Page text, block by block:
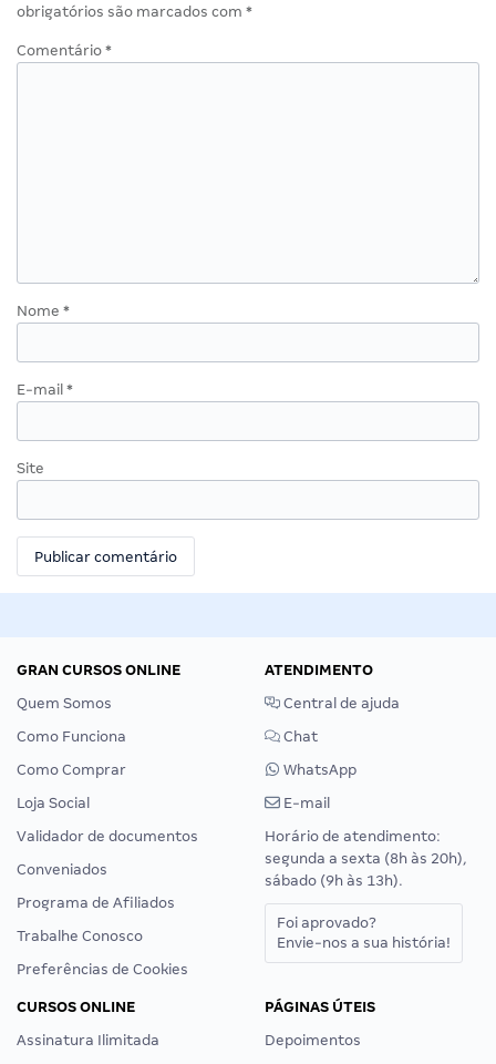
obrigatórios são marcados com *
Comentário *
Nome *
E-mail *
Site
GRAN CURSOS ONLINE
Quem Somos
Como Funciona
Como Comprar
Loja Social
Validador de documentos
Conveniados
Programa de Afiliados
Trabalhe Conosco
Preferências de Cookies
ATENDIMENTO
Central de ajuda
Chat
WhatsApp
E-mail
Horário de atendimento:
segunda a sexta (8h às 20h),
sábado (9h às 13h).
Foi aprovado?
Envie-nos a sua história!
CURSOS ONLINE
Assinatura Ilimitada
PÁGINAS ÚTEIS
Depoimentos